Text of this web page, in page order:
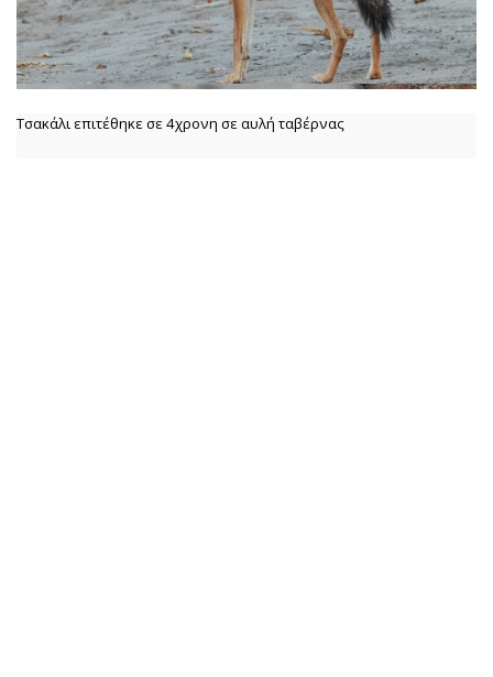
Τσακάλι επιτέθηκε σε 4χρονη σε αυλή ταβέρνας